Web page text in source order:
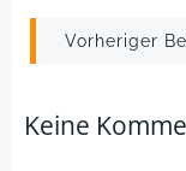
Post
Vorheriger
Keine